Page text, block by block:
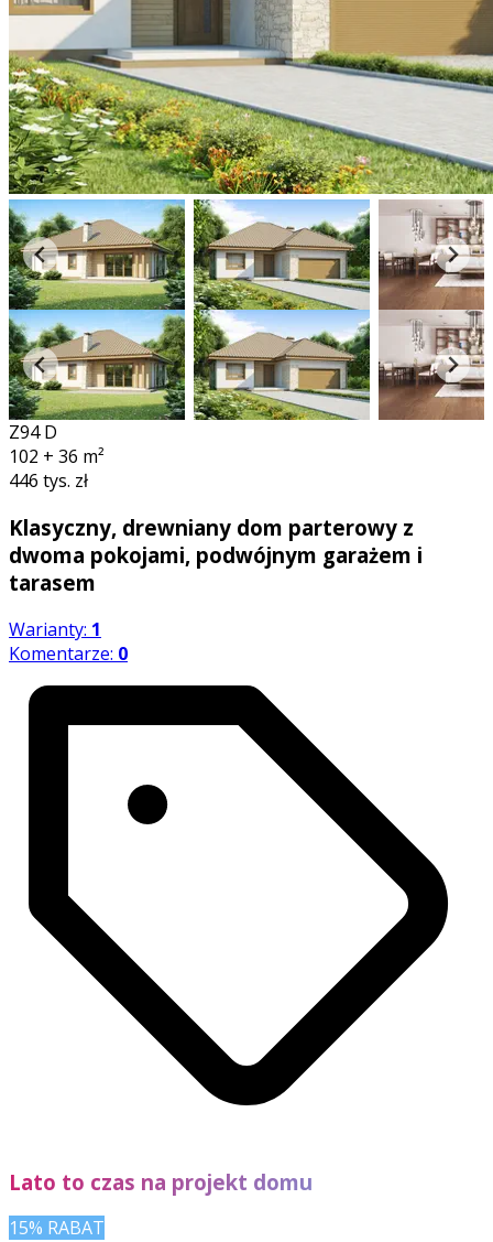
Z94 D
102 + 36 m²
446 tys. zł
Klasyczny, drewniany dom parterowy z
dwoma pokojami, podwójnym garażem i
tarasem
Warianty: 1
Komentarze: 0
Lato to czas na projekt domu
15% RABAT